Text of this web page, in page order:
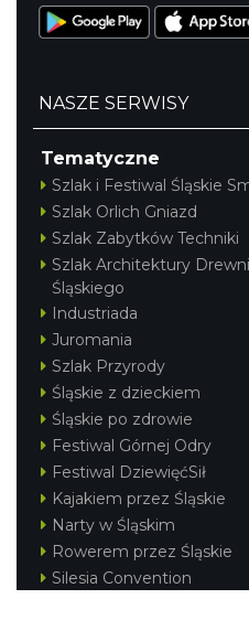
NASZE SERWISY
Tematyczne
Szlak i Festiwal Śląskie
Szlak Orlich Gniazd
Szlak Zabytków Techniki
Szlak Architektury
Śląskiego
Industriada
Juromania
Szlak Przyrody
Śląskie z dzieckiem
Śląskie po zdrowie
Festiwal Górnej Odry
Festiwal DziewięćSił
Kajakiem przez Śląskie
Narty w Śląskim
Rowerem przez Śląskie
Silesia Convention